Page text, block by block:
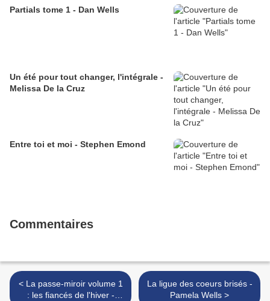
Partials tome 1 - Dan Wells
Un été pour tout changer, l'intégrale -
Melissa De la Cruz
Entre toi et moi - Stephen Emond
Commentaires
< La passe-miroir volume 1
: les fiancés de l'hiver -
La ligue des coeurs brisés -
Pamela Wells >